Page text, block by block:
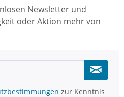
Newsletter und
oder Aktion mehr von
zur Kenntnis